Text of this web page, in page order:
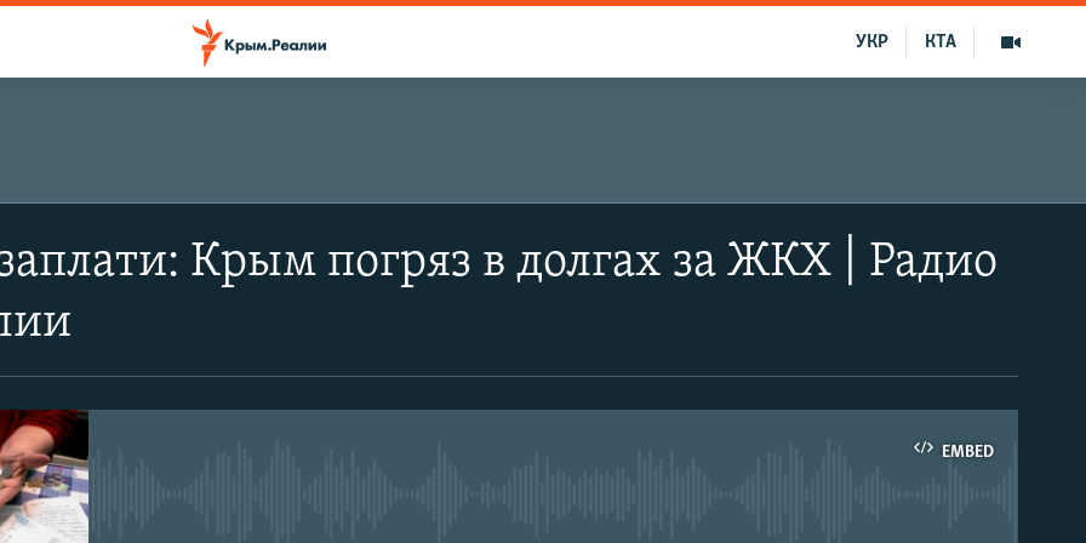
КТА
УКР
Крым погряз в долгах за ЖКХ | Радио
EMBED